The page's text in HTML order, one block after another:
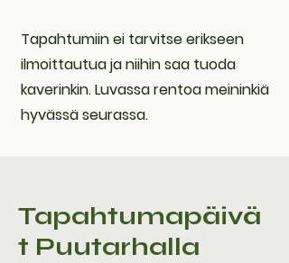
Tapahtumiin ei tarvitse erikseen
ilmoittautua ja niihin saa tuoda
kaverinkin. Luvassa rentoa meininkiä
hyvässä seurassa.
Tapahtumapäivä
t Puutarhalla